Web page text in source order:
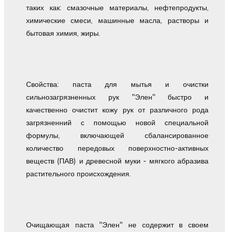
таких как: смазочные материалы, нефтепродукты,
химические смеси, машинные масла, растворы и
бытовая химия, жиры.
Свойства: паста для мытья и очистки
сильнозагрязненных рук "Элен" быстро и
качественно очистит кожу рук от различного рода
загрязненний с помощью новой специальной
формулы, включающей сбалансированное
количество передовых поверхностно-активных
веществ (ПАВ) и древесной муки - мягкого абразива
растительного происхождения.
Очищающая паста "Элен" не содержит в своем